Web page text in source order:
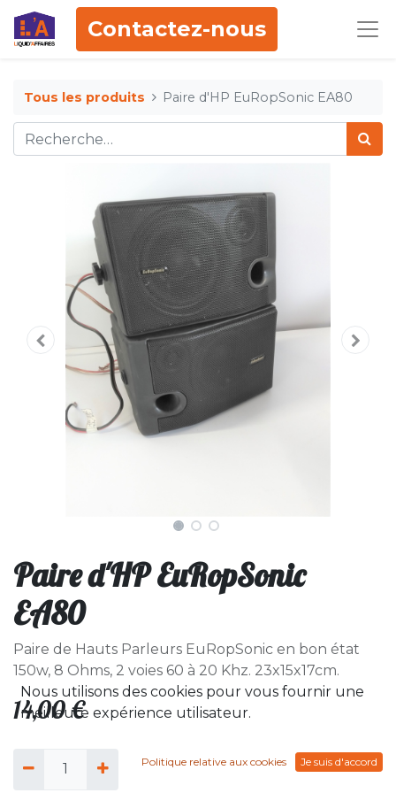
Contactez-nous
Tous les produits Paire d'HP EuRopSonic EA80
Paire d'HP EuRopSonic
EA80
Paire de Hauts Parleurs EuRopSonic en bon état
150w, 8 Ohms, 2 voies 60 à 20 Khz. 23x15x17cm.
14,00€
Nous utilisons des cookies pour vous fournir une
meilleure expérience utilisateur.
Politique relative aux cookies Je suis d'accord